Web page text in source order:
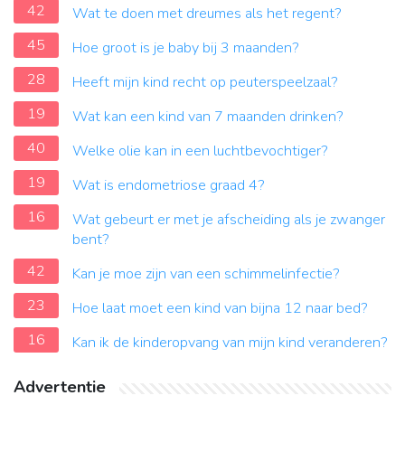
42
Wat te doen met dreumes als het regent?
45
Hoe groot is je baby bij 3 maanden?
28
Heeft mijn kind recht op peuterspeelzaal?
19
Wat kan een kind van 7 maanden drinken?
40
Welke olie kan in een luchtbevochtiger?
19
Wat is endometriose graad 4?
16
Wat gebeurt er met je afscheiding als je zwanger
bent?
42
Kan je moe zijn van een schimmelinfectie?
23
Hoe laat moet een kind van bijna 12 naar bed?
16
Kan ik de kinderopvang van mijn kind veranderen?
Advertentie